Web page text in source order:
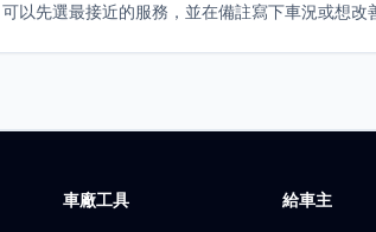
可以先選最接近的服務，並在備註寫下車況或想改
車廠工具 給車主